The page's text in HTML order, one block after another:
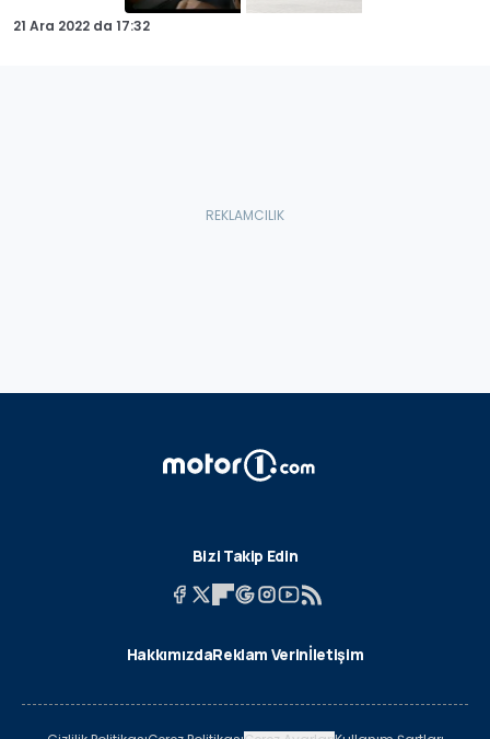
21 Ara 2022 da 17:32
Bizi Takip Edin
HakkımızdaReklam Verinİletişim